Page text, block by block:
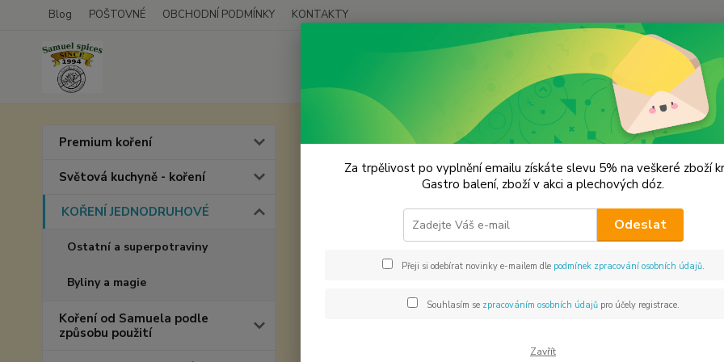
Blog POŠTOVNÉ OBCHODNÍ PODMÍNKY KONTAKTY
Premium koření
Světová kuchyně - koření
KOŘENÍ JEDNODRUHOVÉ
Ostatní a superpotraviny
Byliny a magie
Koření od Samuela podle
způsobu použití
KOŘENÍ JEDNODRUHOVÉ Česnek medvědí
Česnek medvědí
V
Za trpělivost po vyplnění emailu získáte slevu 5% na veškeré zboží
Gastro balení, zboží v akci a plechových dóz.
Odeslat
Přeji si odebírat novinky e-mailem dle podmínek zpracování osobních údajů.
Souhlasím se zpracováním osobních údajůpro účely registrace.
Zavřít